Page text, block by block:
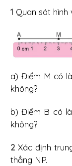
1 Quan sát hình
a) Điểm M có
không?
b) Điểm B có
không?
2 Xác định
thẳng NP.